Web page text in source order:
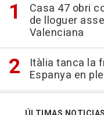
Casa 47 obri
de lloguer
Valenciana
Itàlia tanca la
Espanya en